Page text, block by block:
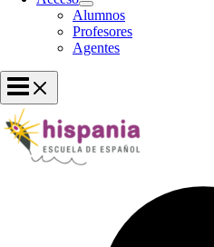
Alumnos
Profesores
Agentes